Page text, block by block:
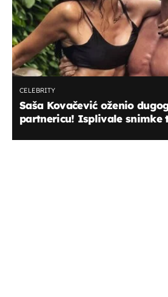
CELEBRITY
Saša Kovačević oženio
partnericu! Isplivale snimke